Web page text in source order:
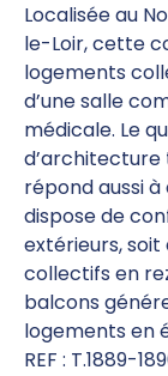
Localisée au
le-Loir, cette
logements
d’une salle
médicale. Le
répond aussi
dispose de
extérieurs, soit
collectifs en
balcons
logements en
REF : T.1889-